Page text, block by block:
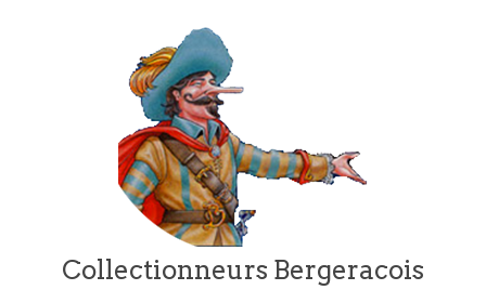
Collectionneurs Bergeracois